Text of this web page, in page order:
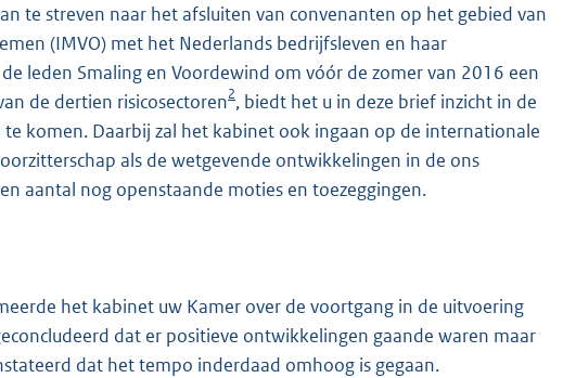
te streven naar het afsluiten van convenanten op het gebied van
(IMVO) met het Nederlands bedrijfsleven en haar
leden Smaling en Voordewind om vóór de zomer van 2016 een
de dertien risicosectoren2, biedt het u in deze brief inzicht in de
komen. Daarbij zal het kabinet ook ingaan op de internationale
als de wetgevende ontwikkelingen in de ons
aantal nog openstaande moties en toezeggingen.
het kabinet uw Kamer over de voortgang in de uitvoering
dat er positieve ontwikkelingen gaande waren maar
dat het tempo inderdaad omhoog is gegaan.